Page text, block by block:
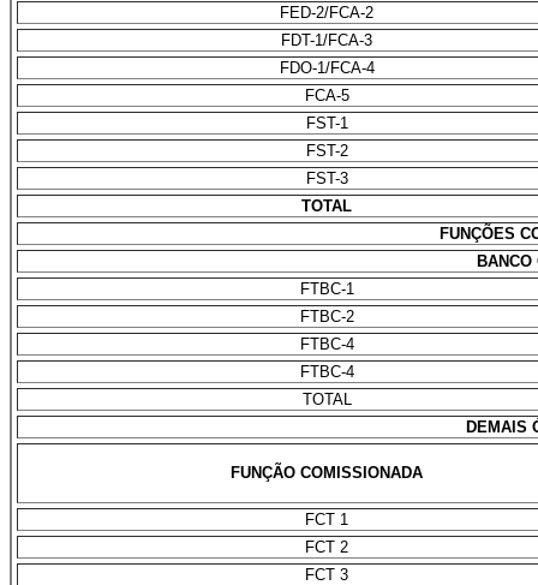
FED-2/FCA-2
FDT-1/FCA-3
FDO-1/FCA-4
FCA-5
FST-1
FST-2
FST-3
TOTAL
FUNÇÕES
BANCO
FTBC-1
FTBC-2
FTBC-4
FTBC-4
TOTAL
DEMAIS
FUNÇÃO COMISSIONADA
FCT 1
FCT 2
FCT 3